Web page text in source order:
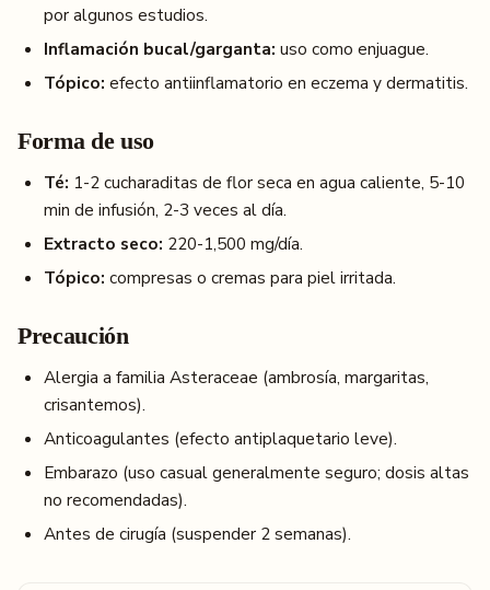
por algunos estudios.
Inflamación bucal/garganta: uso como enjuague.
Tópico: efecto antiinflamatorio en eczema y dermatitis.
Forma de uso
Té: 1-2 cucharaditas de flor seca en agua caliente, 5-10
min de infusión, 2-3 veces al día.
Extracto seco: 220-1,500 mg/día.
Tópico: compresas o cremas para piel irritada.
Precaución
Alergia a familia Asteraceae (ambrosía, margaritas,
crisantemos).
Anticoagulantes (efecto antiplaquetario leve).
Embarazo (uso casual generalmente seguro; dosis altas
no recomendadas).
Antes de cirugía (suspender 2 semanas).